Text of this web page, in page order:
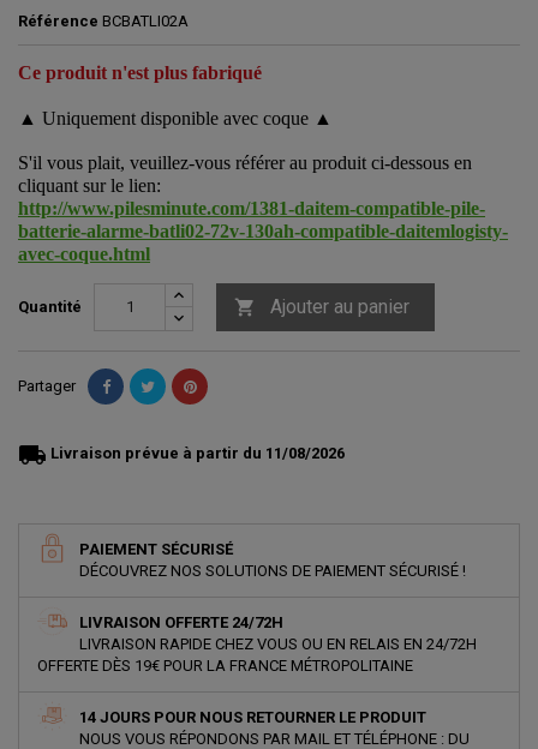
Référence BCBATLI02A
Ce produit n'est plus fabriqué
▲ Uniquement disponible avec coque ▲
S'il vous plait, veuillez-vous référer au produit ci-dessous en
cliquant sur le lien:
http://www.pilesminute.com/1381-daitem-compatible-pile-
batterie-alarme-batli02-72v-130ah-compatible-daitemlogisty-
avec-coque.html
Quantité  Ajouter au panier
Partager
local_shipping Livraison prévue à partir du 11/08/2026
PAIEMENT SÉCURISÉ
DÉCOUVREZ NOS SOLUTIONS DE PAIEMENT SÉCURISÉ !
LIVRAISON OFFERTE 24/72H
LIVRAISON RAPIDE CHEZ VOUS OU EN RELAIS EN 24/72H
OFFERTE DÈS 19€ POUR LA FRANCE MÉTROPOLITAINE
14 JOURS POUR NOUS RETOURNER LE PRODUIT
NOUS VOUS RÉPONDONS PAR MAIL ET TÉLÉPHONE : DU